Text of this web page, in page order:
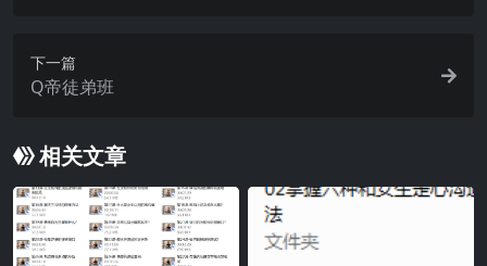
下一篇
Q帝徒弟班
相关文章